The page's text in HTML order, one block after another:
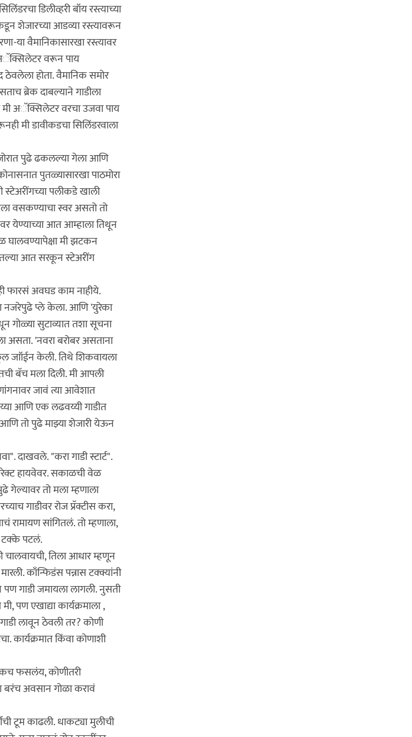
डिलीव्हरी बॉय रस्त्याच्या
शेजारच्या आडव्या रस्त्यावरून
या वैमानिकासारखा रस्त्यावर
अॅक्सिलेटर वरून पाय
होता. वैमानिक समोर
ब्रेक दाबल्याने गाडीला
मी अॅक्सिलेटर वरचा उजवा पाय
मी डावीकडचा सिलिंडरवाला
पुढे ढकलल्या गेला आणि
पुतळ्यासारखा पाठमोरा
पलीकडे खाली
वसकण्याचा स्वर असतो तो
येण्याच्या आत आम्हाला तिथून
घालवण्यापेक्षा मी झटकन
आत सरकून स्टेअरींग
फारसं अवघड काम नाहीये.
नजरेपुढे प्ले केला. आणि 'युरेका
गोळ्या सुटाव्यात तशा सूचना
असता. 'नवरा बरोबर असताना
जाॉईन केली. तिथे शिकवायला
बॅच मला दिली. मी आपली
जावं त्या आवेशात
आणि एक लढवय्यी गाडीत
तो पुढे माझ्या शेजारी येऊन
दाखवले. "करा गाडी स्टार्ट".
हायवेवर. सकाळची वेळ
तो मला म्हणाला
गाडीवर रोज प्रॅक्टीस करा,
रामायण सांगितलं. तो म्हणाला,
टक्के पटलं.
चालवायची, तिला आधार म्हणून
काँन्फिडंस पन्नास टक्क्यांनी
गाडी जमायला लागली. नुसती
पण एखाद्या कार्यक्रमाला ,
लावून ठेवली तर? कोणी
कार्यक्रमात किंवा कोणाशी
फसलंय, कोणीतरी
बरंच अवसान गोळा करावं
टूम काढली. धाकट्या मुलीची